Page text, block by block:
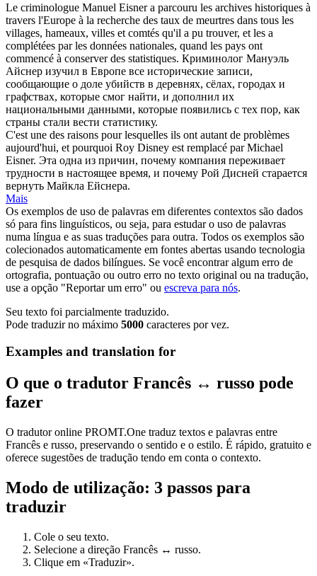
Le criminologue Manuel Eisnera parcouru les archives historiques à
travers l'Europe à la recherche des taux de meurtres dans tous les
villages, hameaux, villes et comtés qu'il a pu trouver, et les a
complétées par les données nationales, quand les pays ont
commencé à conserver des statistiques. Криминолог Мануэль
Айснер изучил в Европе все исторические записи,
сообщающие о доле убийств в деревнях, сёлах, городах и
графствах, которые смог найти, и дополнил их
национальными данными, которые появились с тех пор, как
страны стали вести статистику.
C'est une des raisons pour lesquelles ils ont autant de problèmes
aujourd'hui, et pourquoi Roy Disney est remplacé par Michael
Eisner. Эта одна из причин, почему компания переживает
трудности в настоящее время, и почему Рой Дисней старается
вернуть Майкла Ейснера.
Mais
Os exemplos de uso de palavras em diferentes contextos são dados
só para fins linguísticos, ou seja, para estudar o uso de palavras
numa língua e as suas traduções para outra. Todos os exemplos são
colecionados automaticamente em fontes abertas usando tecnologia
de pesquisa de dados bilíngues. Se você encontrar algum erro de
ortografia, pontuação ou outro erro no texto original ou na tradução,
use a opção "Reportar um erro" ou escreva para nós.
Seu texto foi parcialmente traduzido.
Pode traduzir no máximo 5000 caracteres por vez.
Examples and translation for
O que o tradutor Francês ↔ russo pode
fazer
O tradutor online PROMT.One traduz textos e palavras entre
Francês e russo, preservando o sentido e o estilo. É rápido, gratuito e
oferece sugestões de tradução tendo em conta o contexto.
Modo de utilização: 3 passos para
traduzir
Cole o seu texto.
Selecione a direção Francês ↔ russo.
Clique em «Traduzir».